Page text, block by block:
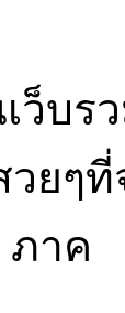
เว็บร
วยๆ
ภาค